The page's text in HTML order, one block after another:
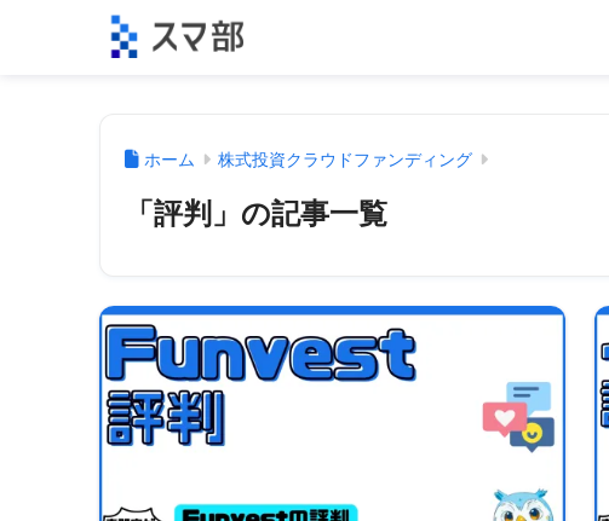
ホーム 株式投資クラウドファンディング
「評判」の記事一覧